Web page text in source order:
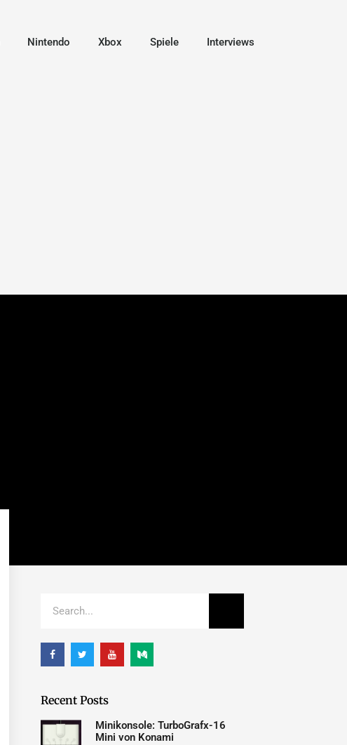
Nintendo Xbox Spiele Interviews
Recent Posts
Minikonsole: TurboGrafx-16
Mini von Konami